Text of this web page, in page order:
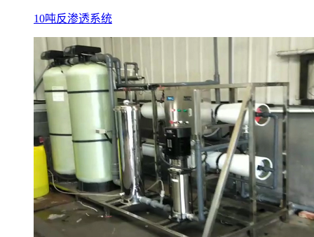
10吨反渗透系统